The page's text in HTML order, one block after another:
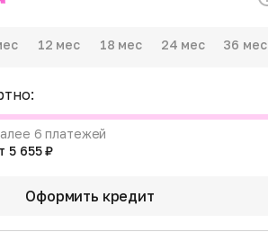
12 мес 18 мес 24 мес 36 мес
6 платежей
5 655 ₽
Оформить кредит